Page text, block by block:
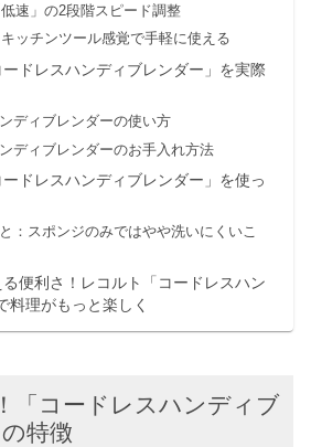
速」の2段階スピード調整
ッチンツール感覚で手軽に使える
ドレスハンディブレンダー」を実際
ディブレンダーの使い方
ディブレンダーのお手入れ方法
ドレスハンディブレンダー」を使っ
：スポンジのみではやや洗いにくいこ
便利さ！レコルト「コードレスハン
料理がもっと楽しく
「コードレスハンディブ
特徴